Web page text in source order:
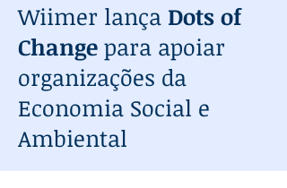
Wiimer lança Dots of
Change para apoiar
organizações da
Economia Social e
Ambiental